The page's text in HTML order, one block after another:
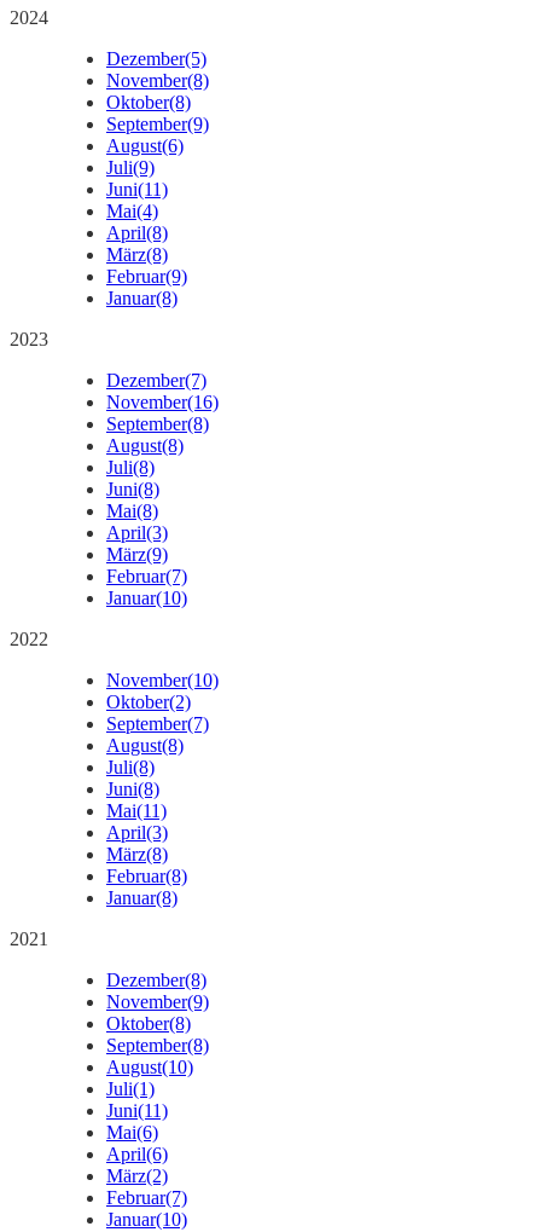
2024
Dezember(5)
November(8)
Oktober(8)
September(9)
August(6)
Juli(9)
Juni(11)
Mai(4)
April(8)
März(8)
Februar(9)
Januar(8)
2023
Dezember(7)
November(16)
September(8)
August(8)
Juli(8)
Juni(8)
Mai(8)
April(3)
März(9)
Februar(7)
Januar(10)
2022
November(10)
Oktober(2)
September(7)
August(8)
Juli(8)
Juni(8)
Mai(11)
April(3)
März(8)
Februar(8)
Januar(8)
2021
Dezember(8)
November(9)
Oktober(8)
September(8)
August(10)
Juli(1)
Juni(11)
Mai(6)
April(6)
März(2)
Februar(7)
Januar(10)